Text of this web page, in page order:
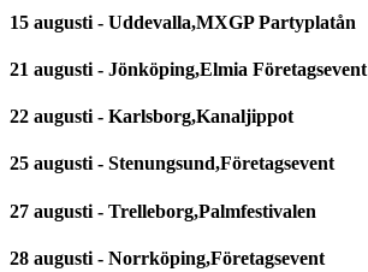
15 augusti - Uddevalla,MXGP Partyplatån
21 augusti - Jönköping,Elmia Företagsevent
22 augusti - Karlsborg,Kanaljippot
25 augusti - Stenungsund,Företagsevent
27 augusti - Trelleborg,Palmfestivalen
28 augusti - Norrköping,Företagsevent